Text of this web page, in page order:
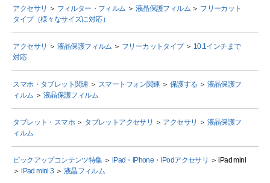
アクセサリ ＞ フィルター・フィルム ＞ 液晶保護フィルム ＞ フリーカット
タイプ（様々なサイズに対応）
アクセサリ ＞ 液晶保護フィルム ＞ フリーカットタイプ＞ 10.1インチまで
対応
スマホ・タブレット関連 ＞ スマートフォン関連 ＞ 保護する ＞ 液晶保護フ
ィルム ＞ 液晶保護フィルム
タブレット・スマホ＞ タブレットアクセサリ ＞ アクセサリ ＞ 液晶保護フ
ィルム
ピックアップコンテンツ特集＞ iPad・iPhone・iPodアクセサリ ＞ iPad mini
＞iPad mini 3 ＞ 液晶フィルム